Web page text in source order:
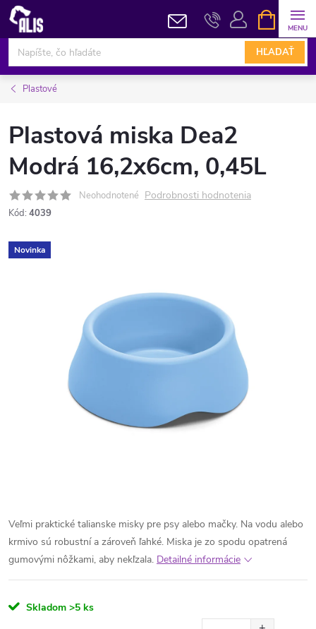
Prejsť
obsah
HĽADAŤ
KOŠÍK
Plastové
Plastová miska Dea2
Modrá 16,2x6cm, 0,45L
Neohodnotené Podrobnosti hodnotenia
Kód: 4039
Novinka
Veľmi praktické talianske misky pre psy alebo mačky. Na vodu alebo
krmivo sú robustní a zároveň ľahké. Miska je zo spodu opatrená
gumovými nôžkami, aby nekľzala. Detailné informácie
Skladom >5 ks